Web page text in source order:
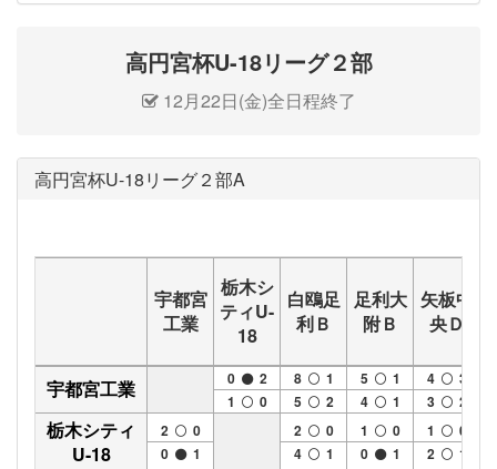
高円宮杯U-18リーグ２部
12月22日(金)全日程終了
高円宮杯U-18リーグ２部A
宇都宮
工業
栃木シ
ティU-
18
白鴎足
利Ｂ
足利大
附Ｂ
矢板中
央Ｄ
宇都宮工業 0
2
1
0
8
1
5
2
5
1
4
1
4
3
3
2
栃木シティ
U-18
2
0
0
1
2
0
4
1
1
0
0
1
1
0
2
1